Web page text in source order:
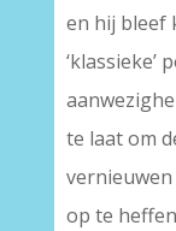
en hij bleef
‘klassieke’
te laat om
vernieuwen
op te